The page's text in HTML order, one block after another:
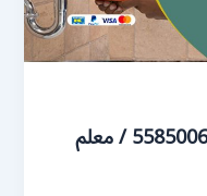
هاتف فني صحي الضجيج / 55850065 / معلم